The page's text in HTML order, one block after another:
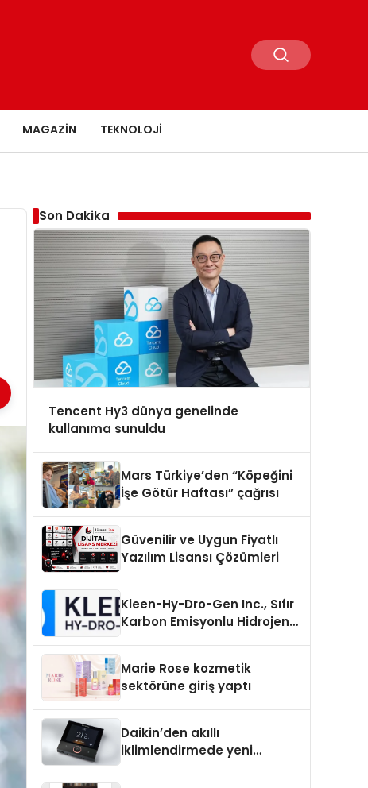
MAGAZIN TEKNOLOJI
Son Dakika
Tencent Hy3 dünya genelinde
kullanıma sunuldu
Mars Türkiye’den “Köpeğini
İşe Götür Haftası” çağrısı
Güvenilir ve Uygun Fiyatlı
Yazılım Lisansı Çözümleri
Kleen-Hy-Dro-Gen Inc., Sıfır
Karbon Emisyonlu Hidrojen
Aldı
Marie Rose kozmetik
sektörüne giriş yaptı
Daikin’den akıllı
iklimlendirmede yeni